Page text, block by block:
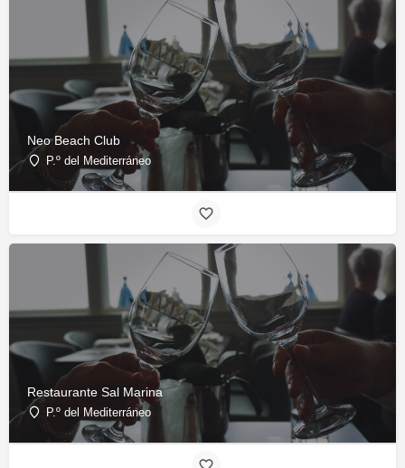
Neo Beach Club
P.º del Mediterráneo
Restaurante Sal Marina
P.º del Mediterráneo